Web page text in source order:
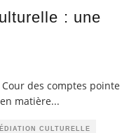
: une
des comptes pointe
matière...
CULTURELLE